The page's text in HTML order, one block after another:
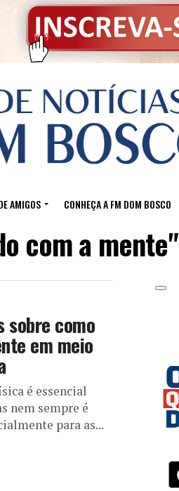
AMIGOS CONHEÇA A FM DOM BOSCO
com a mente"
sobre como
em meio
é essencial
nem sempre é
para as...